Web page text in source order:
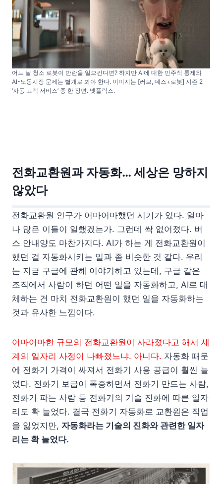
어느 날 청소 로봇이 반란을 일으킨다면? 하지만 AI에 대한 민주적 통제와
AI-노동시장 문제는 별개로 봐야 한다. 이미지는 [러브, 데스+로봇] 시즌 2
‘자동 고객 서비스’ 중 한 장면. 넷플릭스.
전화교환원과 자동화… 세상은 망하지
않았다
전화교환원 인구가 어마어마했던 시기가 있다. 얼마
나 많은 이들이 일했겠는가. 그런데 싹 없어졌다. 버
스 안내양도 마찬가지다. AI가 하는 게 전화교환원이
했던 걸 자동화시키는 일과 좀 비슷한 것 같다. 우리
는 지금 구글에 관해 이야기하고 있는데, 구글 같은
조직에서 사람이 하던 어떤 일을 자동화하고, AI로 대
체하는 건 마치 전화교환원이 했던 일을 자동화하는
것과 유사한 느낌이다.
어마어마한 규모의 전화교환원이 사라졌다고 해서 세
계의 일자리 사정이 나빠졌느냐. 아니다. 자동화 때문
에 전화기 가격이 싸져서 전화기 사용 공급이 훨씬 늘
었다. 전화기 보급이 폭증하면서 전화기 만드는 사람,
전화기 파는 사람 등 전화기의 기술 진화에 따른 일자
리도 확 늘었다. 결국 전화기 자동화로 교환원은 직업
을 잃었지만, 자동화라는 기술의 진화와 관련한 일자
리는 확 늘었다.